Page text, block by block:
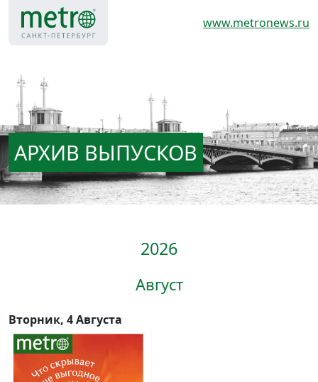
www.metronews.ru
АРХИВ ВЫПУСКОВ
2026
Август
Вторник, 4 Августа